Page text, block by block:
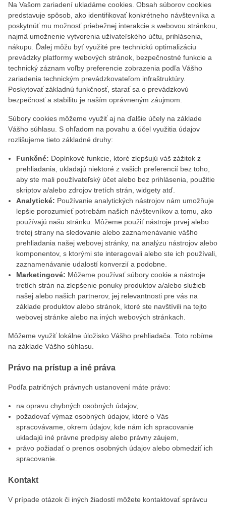
Na Vašom zariadení ukladáme cookies. Obsah súborov cookies
predstavuje spôsob, ako identifikovať konkrétneho návštevníka a
poskytnúť mu možnosť priebežnej interakcie s webovou stránkou,
najmä umožnenie vytvorenia užívateľského účtu, prihlásenia,
nákupu. Ďalej môžu byť využité pre technickú optimalizáciu
prevádzky platformy webových stránok, bezpečnostné funkcie a
technický záznam voľby preferencie zobrazenia podľa Vášho
zariadenia technickým prevádzkovateľom infraštruktúry.
Poskytovať základnú funkčnosť, starať sa o prevádzkovú
bezpečnosť a stabilitu je naším oprávneným záujmom.
Súbory cookies môžeme využiť aj na ďalšie účely na základe
Vášho súhlasu. S ohľadom na povahu a účel využitia údajov
rozlišujeme tieto základné druhy:
Funkčné: Doplnkové funkcie, ktoré zlepšujú váš zážitok z
prehliadania, ukladajú niektoré z vašich preferencií bez toho,
aby ste mali používateľský účet alebo bez prihlásenia, použitie
skriptov a/alebo zdrojov tretích strán, widgety atď.
Analytické: Používanie analytických nástrojov nám umožňuje
lepšie porozumieť potrebám našich návštevníkov a tomu, ako
používajú našu stránku. Môžeme použiť nástroje prvej alebo
tretej strany na sledovanie alebo zaznamenávanie vášho
prehliadania našej webovej stránky, na analýzu nástrojov alebo
komponentov, s ktorými ste interagovali alebo ste ich používali,
zaznamenávanie udalostí konverzií a podobne.
Marketingové: Môžeme používať súbory cookie a nástroje
tretích strán na zlepšenie ponuky produktov a/alebo služieb
našej alebo našich partnerov, jej relevantnosti pre vás na
základe produktov alebo stránok, ktoré ste navštívili na tejto
webovej stránke alebo na iných webových stránkach.
Môžeme využiť lokálne úložisko Vášho prehliadača. Toto robíme
na základe Vášho súhlasu.
Právo na prístup a iné práva
Podľa patričných právnych ustanovení máte právo:
na opravu chybných osobných údajov,
požadovať výmaz osobných údajov, ktoré o Vás
spracovávame, okrem údajov, kde nám ich spracovanie
ukladajú iné právne predpisy alebo právny záujem,
právo požiadať o prenos osobných údajov alebo obmedziť ich
spracovanie.
Kontakt
V prípade otázok či iných žiadostí môžete kontaktovať správcu